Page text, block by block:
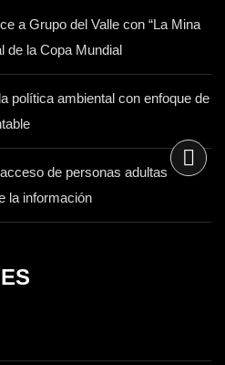
a Grupo del Valle con “La Mina
de la Copa Mundial
política ambiental con enfoque de
de personas adultas
la información